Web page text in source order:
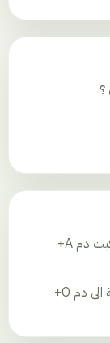
؟
مستشفى &quot;رزق&quot; بحاجة ماسة لبلاكيت دم A+
مستشفى &quot;المعونات&quot; بحاجة ماسّة الى دم O+